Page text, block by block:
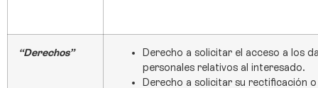
“Derechos”
Derecho a solicitar el acceso a los
personales relativos al interesado.
Derecho a solicitar su rectificación o